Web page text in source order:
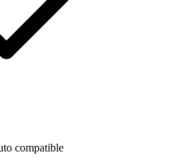
compatible